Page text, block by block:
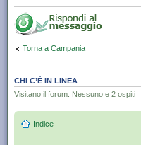
Torna a Campania
CHI C’È IN LINEA
Visitano il forum: Nessuno e 2 ospiti
Indice